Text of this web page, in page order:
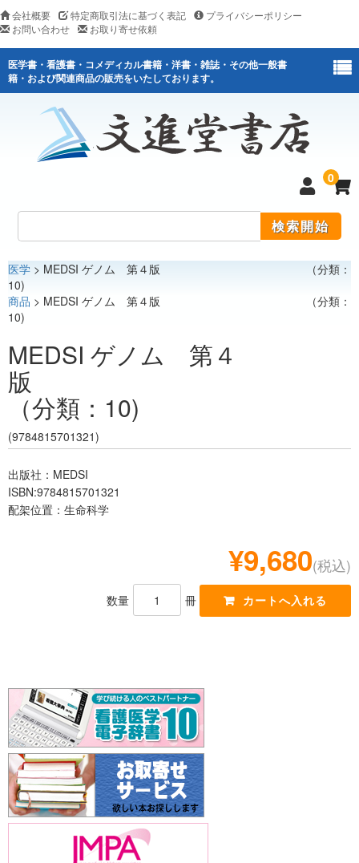
会社概要 特定商取引法に基づく表記
プライバシーポリシー
お問い合わせ
お取り寄せ依頼
医学書・看護書・コメディカル書籍・洋書・雑誌・その他一般書
籍・および関連商品の販売をいたしております。
0
医学
看護
レジデント
医学 > MEDSI ゲノム 第４版 （分類：
10)
商品 > MEDSI ゲノム 第４版 （分類：
10)
MEDSI ゲノム 第４
版
（分類：10)
(9784815701321)
出版社：MEDSI
ISBN:9784815701321
配架位置：生命科学
¥9,680(税込)
数量 冊